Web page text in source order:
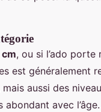
, ou si l’ado
est généralement
aussi des
avec l’âge.